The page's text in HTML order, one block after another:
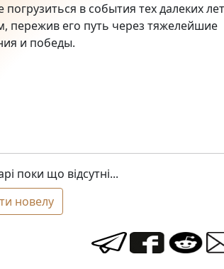
погрузиться в события тех далеких
пережив его путь через тяжелейшие
и победы.
поки що відсутні...
новелу